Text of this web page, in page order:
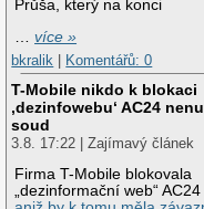
Průša, který na konci
…více »
bkralik
Komentářů: 0
T-Mobile nikdo k blokaci
‚dezinfowebu‘ AC24
soud
3.8. 17:22 | Zajímavý článek
Firma T-Mobile blokovala
„dezinformační web“